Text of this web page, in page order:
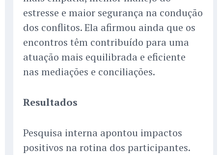
estresse e maior segurança na condução
dos conflitos. Ela afirmou ainda que os
encontros têm contribuído para uma
atuação mais equilibrada e eficiente
nas mediações e conciliações.
Resultados
Pesquisa interna apontou impactos
positivos na rotina dos participantes.